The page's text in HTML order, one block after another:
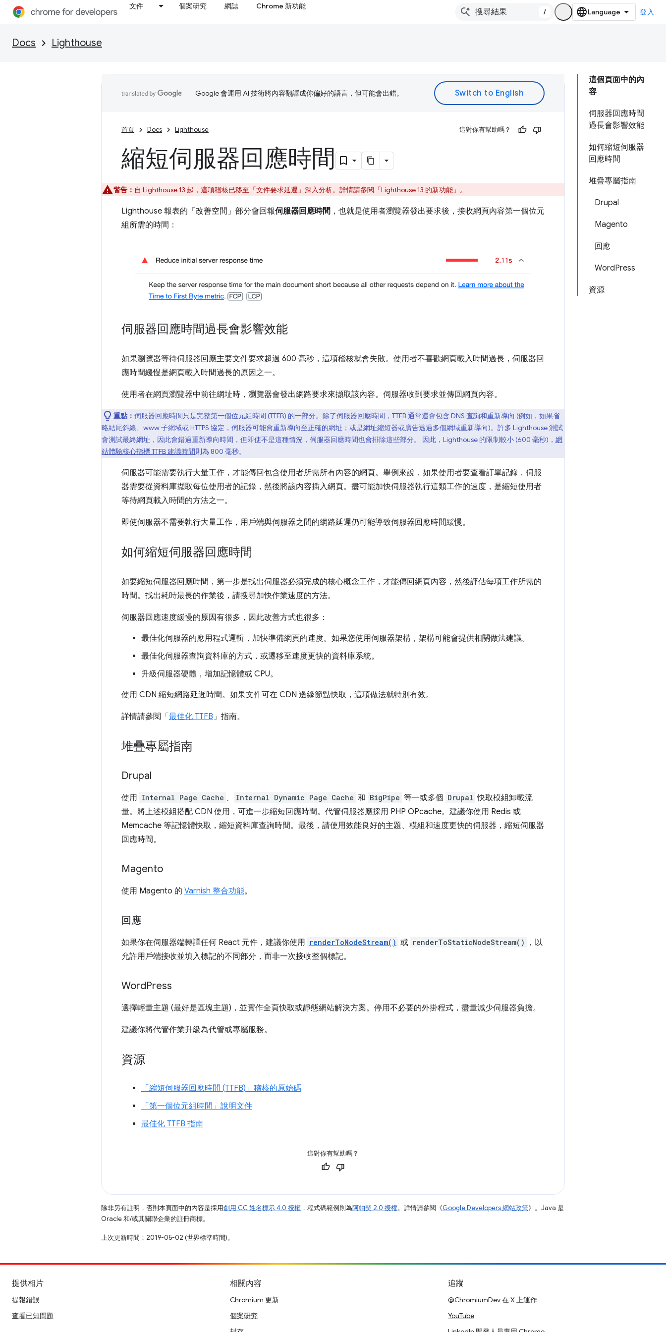
文件 個案研究 網誌 Chrome 新功能
/ 登入
Docs Lighthouse
這個頁面中的內
容
伺服器回應時間
過長會影響效能
如何縮短伺服器
回應時間
堆疊專屬指南
Drupal
Magento
回應
WordPress
資源
Google 會運用 AI 技術將內容翻譯成你偏好的語言，但可能會出錯。
首頁 Docs Lighthouse 這對你有幫助嗎？
縮短伺服器回應時間
警告： 自 Lighthouse 13 起，這項稽核已移至「文件要求延遲」 深入分析。詳情請參閱「Lighthouse 13 的新功能 」。
Lighthouse 報表的「改善空間」部分會回報伺服器回應時間 ，也就是使用者瀏覽器發出要求後，接收網頁內容第一個位元
組所需的時間：
伺服器回應時間過長會影響效能
如果瀏覽器等待伺服器回應主要文件要求超過 600 毫秒，這項稽核就會失敗。使用者不喜歡網頁載入時間過長，伺服器回
應時間緩慢是網頁載入時間過長的原因之一。
使用者在網頁瀏覽器中前往網址時，瀏覽器會發出網路要求來擷取該內容。伺服器收到要求並傳回網頁內容。
重點： 伺服器回應時間只是完整第一個位元組時間 (TTFB) 的一部分。除了伺服器回應時間，TTFB 通常還會包含 DNS 查詢和重新導向 (例如，如果省
略結尾斜線、www 子網域或 HTTPS 協定，伺服器可能會重新導向至正確的網址；或是網址縮短器或廣告透過多個網域重新導向)。許多 Lighthouse 測試
會測試最終網址，因此會錯過重新導向時間，但即使不是這種情況，伺服器回應時間也會排除這些部分。 因此，Lighthouse 的限制較小 (600 毫秒)， 網
站體驗核心指標 TTFB 建議時間則為 800 毫秒。
伺服器可能需要執行大量工作，才能傳回包含使用者所需所有內容的網頁。舉例來說，如果使用者要查看訂單記錄，伺服
器需要從資料庫擷取每位使用者的記錄，然後將該內容插入網頁。盡可能加快伺服器執行這類工作的速度，是縮短使用者
等待網頁載入時間的方法之一。
即使伺服器不需要執行大量工作，用戶端與伺服器之間的網路延遲仍可能導致伺服器回應時間緩慢。
如何縮短伺服器回應時間
如要縮短伺服器回應時間，第一步是找出伺服器必須完成的核心概念工作，才能傳回網頁內容，然後評估每項工作所需的
時間。找出耗時最長的作業後，請搜尋加快作業速度的方法。
伺服器回應速度緩慢的原因有很多，因此改善方式也很多：
最佳化伺服器的應用程式邏輯，加快準備網頁的速度。如果您使用伺服器架構，架構可能會提供相關做法建議。
最佳化伺服器查詢資料庫的方式，或遷移至速度更快的資料庫系統。
升級伺服器硬體，增加記憶體或 CPU。
使用 CDN 縮短網路延遲時間。如果文件可在 CDN 邊緣節點快取，這項做法就特別有效。
詳情請參閱「最佳化 TTFB 」指南。
堆疊專屬指南
Drupal
使用 Internal Page Cache 、 Internal Dynamic Page Cache 和 BigPipe 等一或多個 Drupal 快取模組卸載流
量。將上述模組搭配 CDN 使用，可進一步縮短回應時間。代管伺服器應採用 PHP OPcache。建議你使用 Redis 或
Memcache 等記憶體快取，縮短資料庫查詢時間。最後，請使用效能良好的主題、模組和速度更快的伺服器，縮短伺服器
回應時間。
Magento
使用 Magento 的 Varnish 整合功能。
回應
如果你在伺服器端轉譯任何 React 元件，建議你使用 renderToNodeStream() 或 renderToStaticNodeStream()
，以
允許用戶端接收並填入標記的不同部分，而非一次接收整個標記。
WordPress
選擇輕量主題 (最好是區塊主題)，並實作全頁快取或靜態網站解決方案。停用不必要的外掛程式，盡量減少伺服器負擔。
建議你將代管作業升級為代管或專屬服務。
資源
「縮短伺服器回應時間 (TTFB)」稽核的原始碼
「第一個位元組時間」說明文件
最佳化 TTFB 指南
這對你有幫助嗎？
除非另有註明，否則本頁面中的內容是採用創用 CC 姓名標示 4.0 授權 ，程式碼範例則為阿帕契 2.0 授權。詳情請參閱《Google Developers 網站政策》。Java 是
Oracle 和/或其關聯企業的註冊商標。
上次更新時間：2019-05-02 (世界標準時間)。
提供相片
提報錯誤
查看已知問題
相關內容
Chromium 更新
個案研究
追蹤
@ChromiumDev 在 X 上運作
YouTube